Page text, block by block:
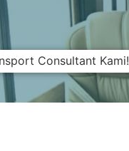
Consultant Kami!